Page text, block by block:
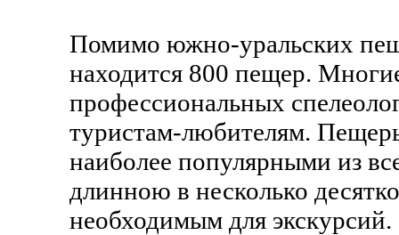
Помимо южно-уральских
находится 800 пещер.
профессиональных
туристам-любителям.
наиболее популярными из
длинною в несколько
необходимым для экскурсий.